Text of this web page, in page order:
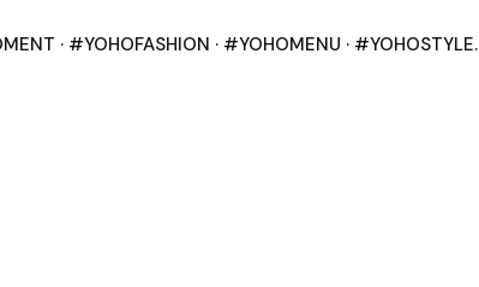
· #YOHOFASHION · #YOHOMENU · #YOHOSTYLE.